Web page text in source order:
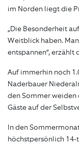
im Norden liegt die
„Die Besonderheit
Weitblick haben.
entspannen“, erzählt
Auf immerhin noch
Naderbauer
den Sommer weiden
Gäste auf der
In den
höchstpersönlich